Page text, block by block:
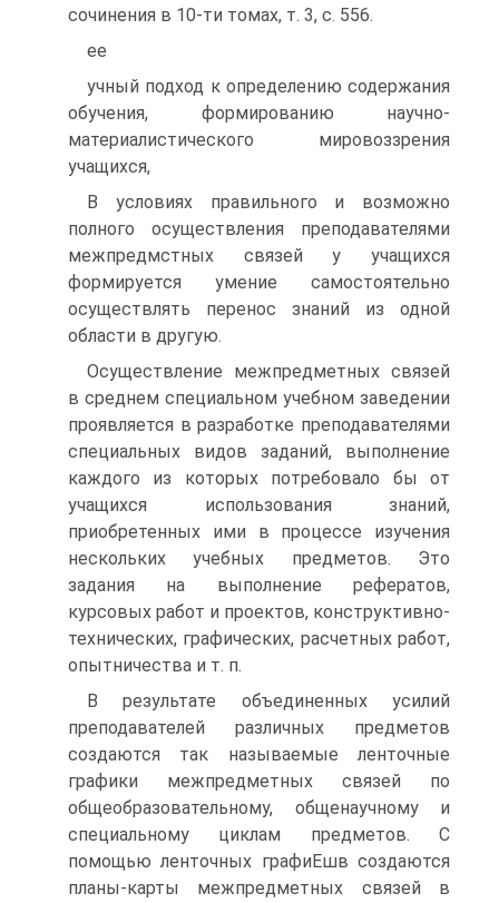
сочинения в 10-ти томах, т. 3, с. 556.
ее
учный подход к определению содержания
обучения, формированию научно-
материалистического мировоззрения
учащихся,
В условиях правильного и возможно
полного осуществления преподавателями
межпредмстных связей у учащихся
формируется умение самостоятельно
осуществлять перенос знаний из одной
области в другую.
Осуществление межпредметных связей
в среднем специальном учебном заведении
проявляется в разработке преподавателями
специальных видов заданий, выполнение
каждого из которых потребовало бы от
учащихся использования знаний,
приобретенных ими в процессе изучения
нескольких учебных предметов. Это
задания на выполнение рефератов,
курсовых работ и проектов, конструктивно-
технических, графических, расчетных работ,
опытничества и т. п.
В результате объединенных усилий
преподавателей различных предметов
создаются так называемые ленточные
графики межпредметных связей по
общеобразовательному, общенаучному и
специальному циклам предметов. С
помощью ленточных графиЕшв создаются
планы-карты межпредметных связей в